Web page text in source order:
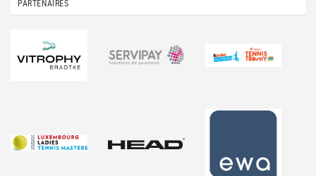
PARTENAIRES